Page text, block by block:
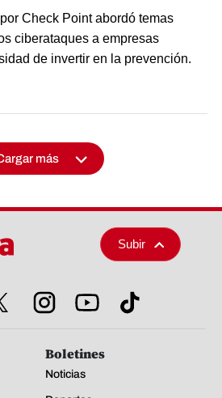
Check Point abordó temas
ciberataques a empresas
de invertir en la prevención.
más
Subir
Boletines
Noticias